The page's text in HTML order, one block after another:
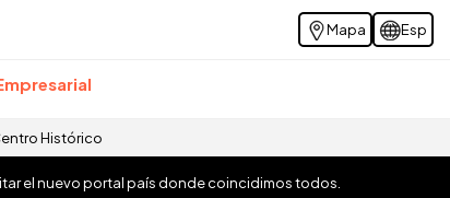
Mapa Esp
Histórico
el nuevo portal país donde coincidimos todos.